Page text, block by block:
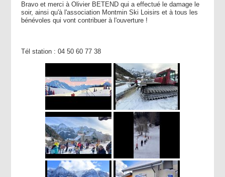
Bravo et merci à Olivier BETEND qui a effectué le damage le
soir, ainsi qu'à l'association Montmin Ski Loisirs et à tous les
bénévoles qui vont contribuer à l'ouverture !
Tél station : 04 50 60 77 38